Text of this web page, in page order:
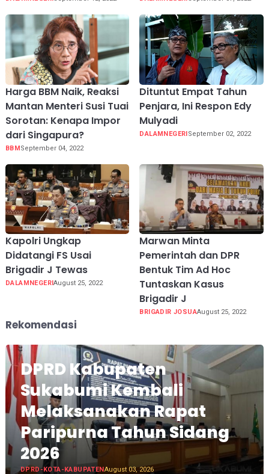
Harga BBM Naik, Reaksi
Mantan Menteri Susi Tuai
Sorotan: Kenapa Impor
dari Singapura?
BBMSeptember 04, 2022
Dituntut Empat Tahun
Penjara, Ini Respon Edy
Mulyadi
DALAMNEGERISeptember 02, 2022
Kapolri Ungkap
Didatangi FS Usai
Brigadir J Tewas
DALAMNEGERIAugust 25, 2022
Marwan Minta
Pemerintah dan DPR
Bentuk Tim Ad Hoc
Tuntaskan Kasus
Brigadir J
BRIGADIR JOSUAAugust 25, 2022
Rekomendasi
DPRD Kabupaten
Sukabumi Kembali
Melaksanakan Rapat
Paripurna Tahun Sidang
2026
DPRD-KOTA-KABUPATENAugust 03, 2026